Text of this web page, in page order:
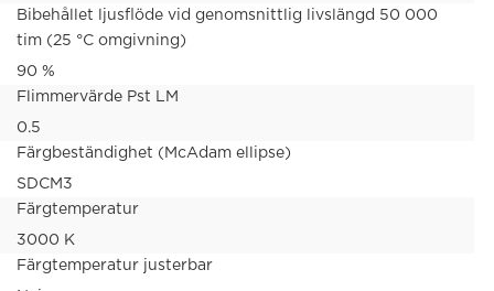
Bibehållet ljusflöde vid genomsnittlig livslängd 50 000
tim (25 °C omgivning)
90 %
Flimmervärde Pst LM
0.5
Färgbeständighet (McAdam ellipse)
SDCM3
Färgtemperatur
3000 K
Färgtemperatur justerbar